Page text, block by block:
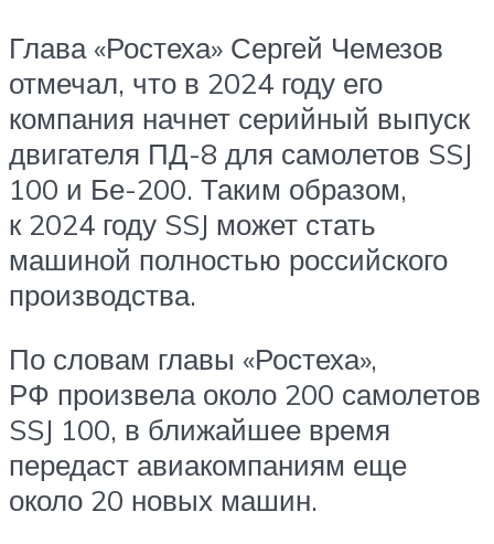
Глава «Ростеха» Сергей Чемезов
отмечал, что в 2024 году его
компания начнет серийный выпуск
двигателя ПД-8 для самолетов SSJ
100 и Бе-200. Таким образом,
к 2024 году SSJ может стать
машиной полностью российского
производства.
По словам главы «Ростеха»,
РФ произвела около 200 самолетов
SSJ 100, в ближайшее время
передаст авиакомпаниям еще
около 20 новых машин.